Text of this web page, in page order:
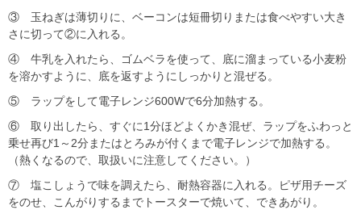
③ 玉ねぎは薄切りに、ベーコンは短冊切りまたは食べやすい大き
さに切って②に入れる。
④ 牛乳を入れたら、ゴムベラを使って、底に溜まっている小麦粉
を溶かすように、底を返すようにしっかりと混ぜる。
⑤ ラップをして電子レンジ600Wで6分加熱する。
⑥ 取り出したら、すぐに1分ほどよくかき混ぜ、ラップをふわっと
乗せ再び1～2分またはとろみが付くまで電子レンジで加熱する。
（熱くなるので、取扱いに注意してください。）
⑦ 塩こしょうで味を調えたら、耐熱容器に入れる。ピザ用チーズ
をのせ、こんがりするまでトースターで焼いて、できあがり。